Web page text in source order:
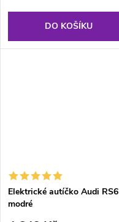
DO KOŠÍKU
Elektrické autíčko Audi RS6
modré